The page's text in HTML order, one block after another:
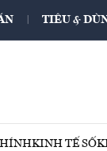
TIÊU &
KINH TẾ SỐ